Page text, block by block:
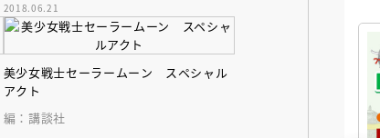
を完全ノベライズ！
2018.06.21
美少女戦士セーラームーン スペシャル
アクト
編：講談社
ほん通信